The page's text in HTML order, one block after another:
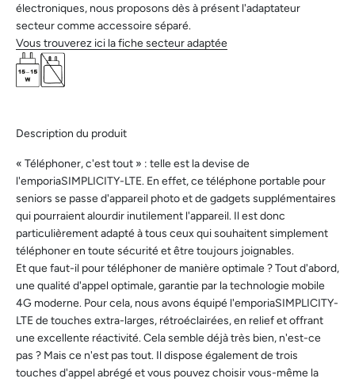
électroniques, nous proposons dès à présent l'adaptateur
secteur comme accessoire séparé.
Vous trouverez ici la fiche secteur adaptée
Description du produit
« Téléphoner, c'est tout » : telle est la devise de
l'emporiaSIMPLICITY-LTE. En effet, ce téléphone portable pour
seniors se passe d'appareil photo et de gadgets supplémentaires
qui pourraient alourdir inutilement l'appareil. Il est donc
particulièrement adapté à tous ceux qui souhaitent simplement
téléphoner en toute sécurité et être toujours joignables.
Et que faut-il pour téléphoner de manière optimale ? Tout d'abord,
une qualité d'appel optimale, garantie par la technologie mobile
4G moderne. Pour cela, nous avons équipé l'emporiaSIMPLICITY-
LTE de touches extra-larges, rétroéclairées, en relief et offrant
une excellente réactivité. Cela semble déjà très bien, n'est-ce
pas ? Mais ce n'est pas tout. Il dispose également de trois
touches d'appel abrégé et vous pouvez choisir vous-même la